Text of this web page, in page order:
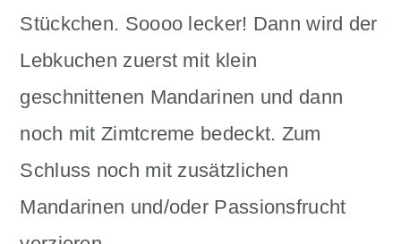
Stückchen. Soooo lecker! Dann wird der
Lebkuchen zuerst mit klein
geschnittenen Mandarinen und dann
noch mit Zimtcreme bedeckt. Zum
Schluss noch mit zusätzlichen
Mandarinen und/oder Passionsfrucht